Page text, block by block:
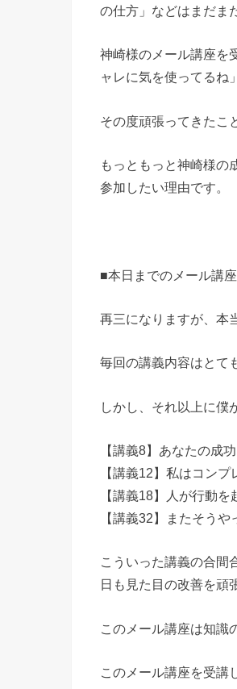
の仕方」などはまだま
神崎様のメール講座を
ャレに気を使ってるね
その度頑張ってきたこ
もっともっと神崎様の
参加したい理由です。
■本日までのメール講
再三になりますが、本
毎回の講義内容はとて
しかし、それ以上に僕
【講義8】あなたの成
【講義12】私はコン
【講義18】人が行動を
【講義32】またそう
こういった講義の合間
日も見た目の改善を頑
このメール講座は知識
このメール講座を受講